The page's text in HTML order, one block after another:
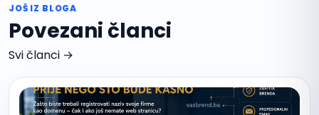
JOŠ IZ BLOGA
Povezani članci
Svi članci →